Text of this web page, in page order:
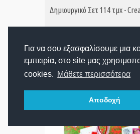
Για να σου εξασφαλίσουμε μια
εμπειρία, στο site μας
cookies. Μάθετε περισσότερα
Αποδοχή
ΑΓΟΡΑ
Δημιουργικό Σετ 114 τμχ -
Τιμή:13,90€